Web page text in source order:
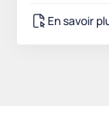
En savoir